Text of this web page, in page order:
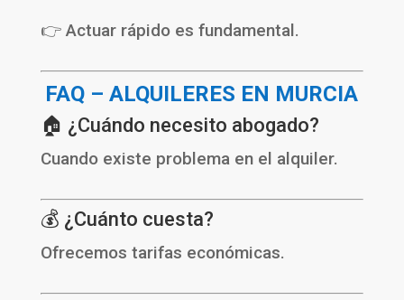
👉 Actuar rápido es fundamental.
FAQ – ALQUILERES EN MURCIA
🏠 ¿Cuándo necesito abogado?
Cuando existe problema en el alquiler.
💰 ¿Cuánto cuesta?
Ofrecemos tarifas económicas.